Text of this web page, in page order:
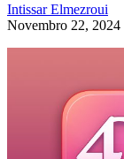
Intissar Elmezroui
Novembro 22, 2024